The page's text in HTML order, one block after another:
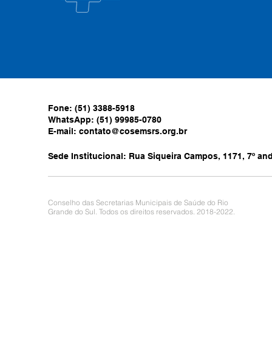
Fone: (51) 3388-5918
WhatsApp: (51) 99985-0780
E-mail: contato@cosemsrs.org.br
Sede Institucional: Rua Siqueira Campos, 1171, 7º
Conselho das Secretarias Municipais de Saúde do Rio
Grande do Sul. Todos os direitos reservados. 2018-2022.